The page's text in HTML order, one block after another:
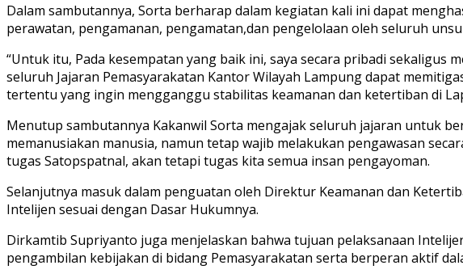
Dalam sambutannya, Sorta berharap dalam kegiatan kali ini dapat
perawatan, pengamanan, pengamatan,dan pengelolaan oleh seluruh
“Untuk itu, Pada kesempatan yang baik ini, saya secara pribadi
seluruh Jajaran Pemasyarakatan Kantor Wilayah Lampung dapat
tertentu yang ingin mengganggu stabilitas keamanan dan ketertiban di
Menutup sambutannya Kakanwil Sorta mengajak seluruh jajaran untuk
memanusiakan manusia, namun tetap wajib melakukan pengawasan
tugas Satopspatnal, akan tetapi tugas kita semua insan pengayoman.
Selanjutnya masuk dalam penguatan oleh Direktur Keamanan dan
Intelijen sesuai dengan Dasar Hukumnya.
Dirkamtib Supriyanto juga menjelaskan bahwa tujuan pelaksanaan
pengambilan kebijakan di bidang Pemasyarakatan serta berperan aktif